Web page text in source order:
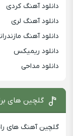
دانلود آهنگ کردی
دانلود آهنگ لری
دانلود آهنگ
دانلود ریمیکس
دانلود مداحی
گلچین های
گلچین آهنگ های